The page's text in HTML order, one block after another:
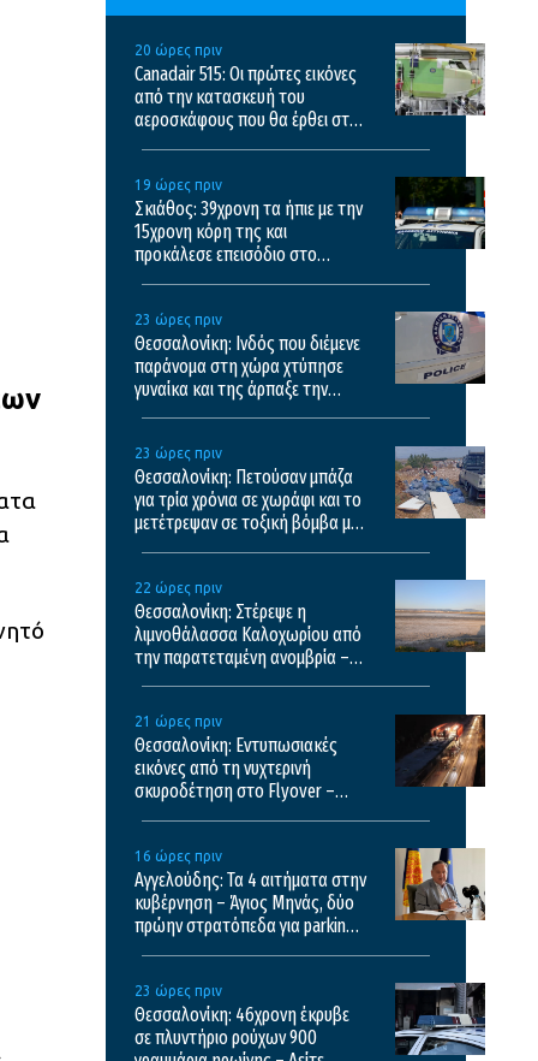
20 ώρες πριν
Canadair 515: Οι πρώτες εικόνες
από την κατασκευή του
αεροσκάφους που θα έρθει στην
19 ώρες πριν
Σκιάθος: 39χρονη τα ήπιε με την
15χρονη κόρη της και
προκάλεσε επεισόδιο στο
23 ώρες πριν
Θεσσαλονίκη: Ινδός που διέμενε
παράνομα στη χώρα χτύπησε
γυναίκα και της άρπαξε την
23 ώρες πριν
Θεσσαλονίκη: Πετούσαν μπάζα
για τρία χρόνια σε χωράφι και το
μετέτρεψαν σε τοξική βόμβα με
22 ώρες πριν
Θεσσαλονίκη: Στέρεψε η
λιμνοθάλασσα Καλοχωρίου από
την παρατεταμένη ανομβρία –
21 ώρες πριν
Θεσσαλονίκη: Εντυπωσιακές
εικόνες από τη νυχτερινή
σκυροδέτηση στο Flyover –
16 ώρες πριν
Αγγελούδης: Τα 4 αιτήματα στην
κυβέρνηση – Άγιος Μηνάς, δύο
πρώην στρατόπεδα για parking,
23 ώρες πριν
Θεσσαλονίκη: 46χρονη έκρυβε
σε πλυντήριο ρούχων 900